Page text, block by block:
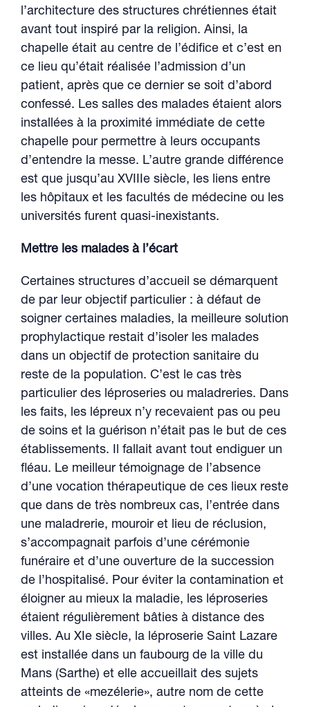
l’architecture des structures chrétiennes était
avant tout inspiré par la religion. Ainsi, la
chapelle était au centre de l’édifice et c’est en
ce lieu qu’était réalisée l’admission d’un
patient, après que ce dernier se soit d’abord
confessé. Les salles des malades étaient alors
installées à la proximité immédiate de cette
chapelle pour permettre à leurs occupants
d’entendre la messe. L’autre grande différence
est que jusqu’au XVIIIe siècle, les liens entre
les hôpitaux et les facultés de médecine ou les
universités furent quasi-inexistants.
Mettre les malades à l’écart
Certaines structures d’accueil se démarquent
de par leur objectif particulier : à défaut de
soigner certaines maladies, la meilleure solution
prophylactique restait d’isoler les malades
dans un objectif de protection sanitaire du
reste de la population. C’est le cas très
particulier des léproseries ou maladreries. Dans
les faits, les lépreux n’y recevaient pas ou peu
de soins et la guérison n’était pas le but de ces
établissements. Il fallait avant tout endiguer un
fléau. Le meilleur témoignage de l’absence
d’une vocation thérapeutique de ces lieux reste
que dans de très nombreux cas, l’entrée dans
une maladrerie, mouroir et lieu de réclusion,
s’accompagnait parfois d’une cérémonie
funéraire et d’une ouverture de la succession
de l’hospitalisé. Pour éviter la contamination et
éloigner au mieux la maladie, les léproseries
étaient régulièrement bâties à distance des
villes. Au XIe siècle, la léproserie Saint Lazare
est installée dans un faubourg de la ville du
Mans (Sarthe) et elle accueillait des sujets
atteints de «mezélerie», autre nom de cette